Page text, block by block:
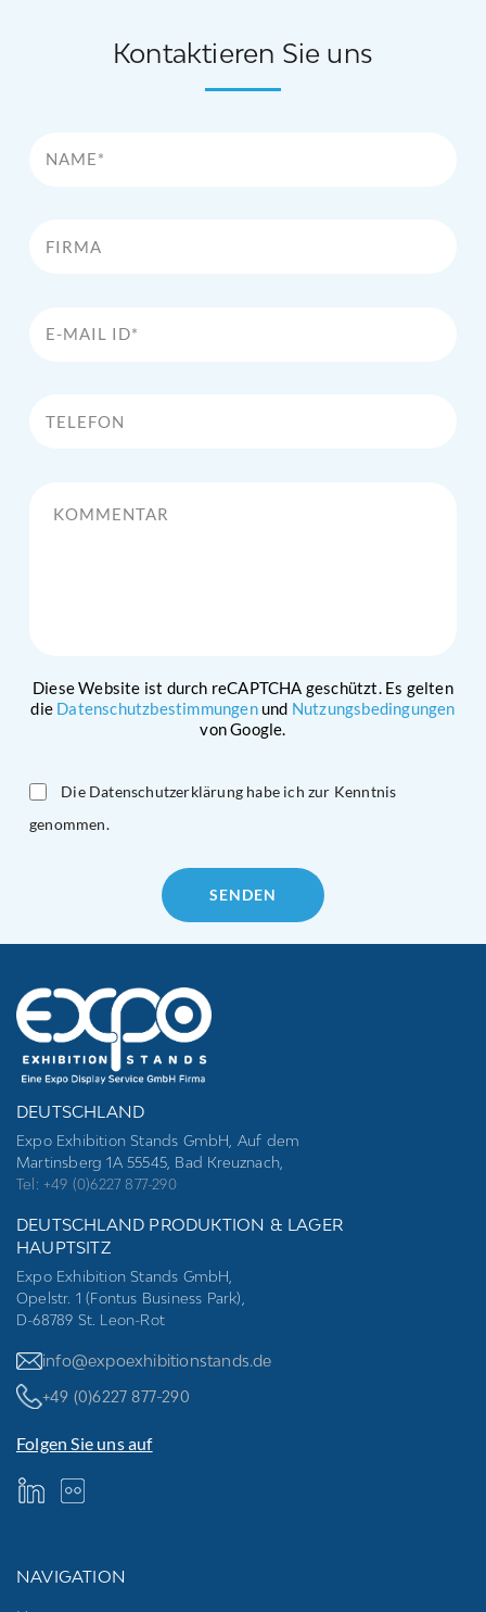
Kontaktieren Sie uns
Diese Website ist durch reCAPTCHA geschützt. Es gelten
die Datenschutzbestimmungenund Nutzungsbedingungen
von Google.
Die Datenschutzerklärung habe ich zur Kenntnis
genommen.
empty.
DEUTSCHLAND
Expo Exhibition Stands GmbH, Auf dem
Martinsberg 1A 55545, Bad Kreuznach,
Tel: +49 (0)6227 877-290
DEUTSCHLAND PRODUKTION & LAGER
HAUPTSITZ
Expo Exhibition Stands GmbH,
Opelstr. 1 (Fontus Business Park),
D-68789 St. Leon-Rot
info@expoexhibitionstands.de
+49 (0)6227 877-290
Folgen Sie uns auf
NAVIGATION